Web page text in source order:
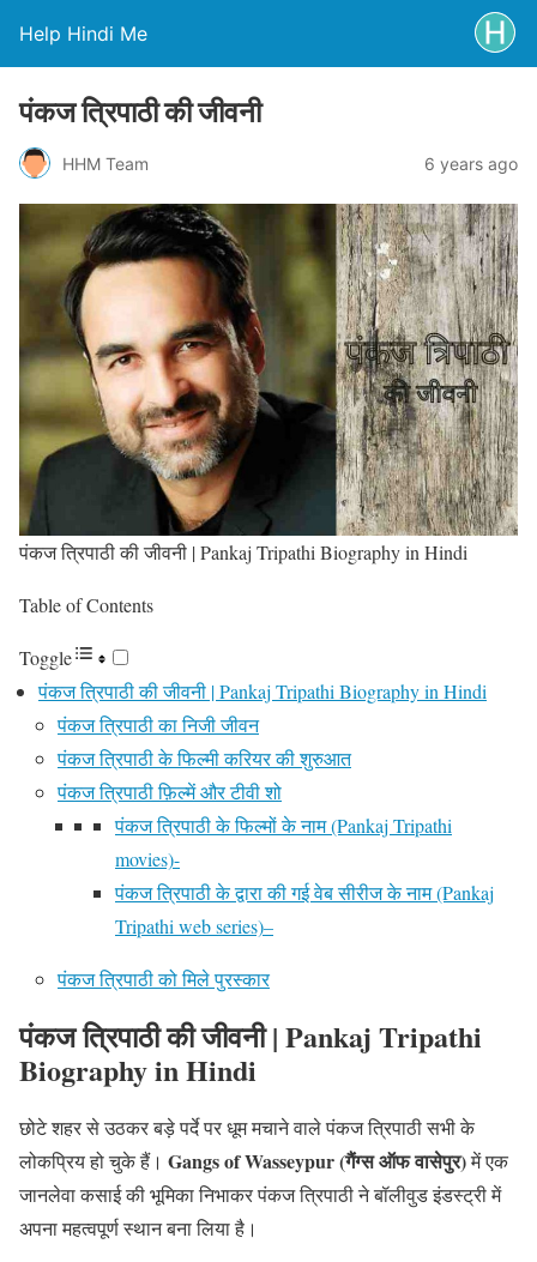
Help Hindi Me
पंकज त्रिपाठी की जीवनी
HHM Team 6 years ago
पंकज त्रिपाठी की जीवनी | Pankaj Tripathi Biography in Hindi
Table of Contents
Toggle
पंकज त्रिपाठी की जीवनी | Pankaj Tripathi Biography in Hindi
पंकज त्रिपाठी का निजी जीवन
पंकज त्रिपाठी के फिल्मी करियर की शुरुआत
पंकज त्रिपाठी फ़िल्में और टीवी शो
पंकज त्रिपाठी के फिल्मों के नाम (Pankaj Tripathi
movies)-
पंकज त्रिपाठी के द्वारा की गई वेब सीरीज के नाम (Pankaj
Tripathi web series)–
पंकज त्रिपाठी को मिले पुरस्कार
पंकज त्रिपाठी की जीवनी | Pankaj Tripathi
Biographyin Hindi
छोटे शहर से उठकर बड़े पर्दे पर धूम मचाने वाले पंकज त्रिपाठी सभी के
लोकप्रिय हो चुके हैं। Gangs of Wasseypur (गैंग्स ऑफ वासेपुर)में एक
जानलेवा कसाई की भूमिका निभाकर पंकज त्रिपाठी ने बॉलीवुड इंडस्ट्री में
अपना महत्वपूर्ण स्थान बना लिया है।